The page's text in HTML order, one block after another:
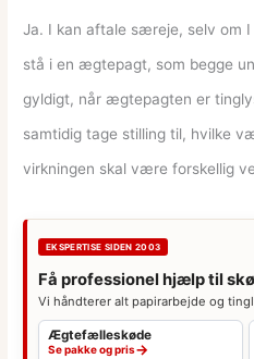
Ja. I kan aftale særeje, selv om
stå i en ægtepagt, som begge
gyldigt, når ægtepagten er
samtidig tage stilling til, hvilke
virkningen skal være forskellig
EKSPERTISE SIDEN 2003
Få professionel hjælp til
Vi håndterer alt papirarbejde og
Ægtefælleskøde
Se pakke og pris→